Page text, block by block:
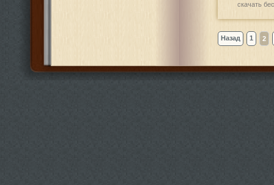
скачать
Назад 1 2